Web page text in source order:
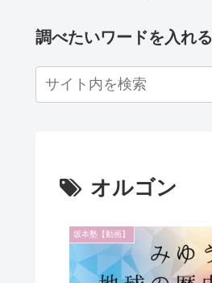
調べたいワードを入れる
オルゴン
坂本塾【動画】